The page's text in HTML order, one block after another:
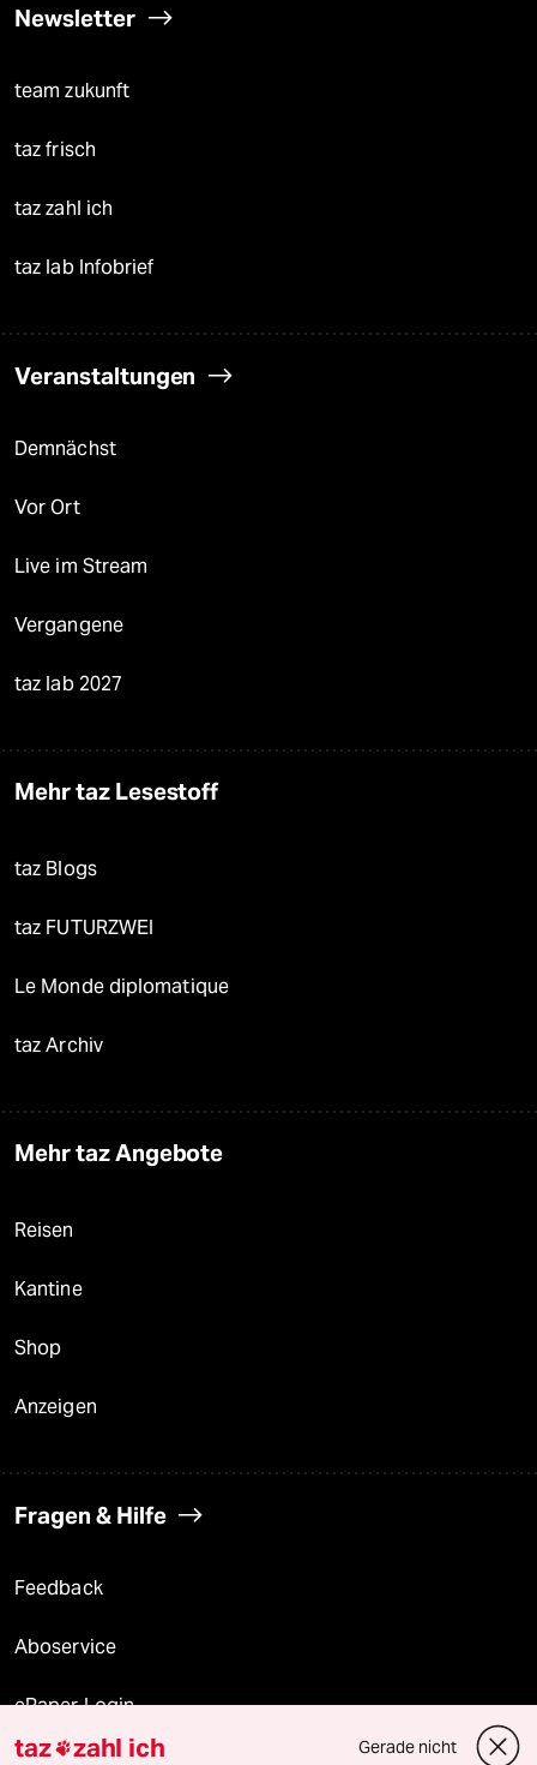
Newsletter
team zukunft
taz frisch
taz zahl ich
taz lab Infobrief
Veranstaltungen
Demnächst
Vor Ort
Live im Stream
Vergangene
taz lab 2027
Mehr taz Lesestoff
taz Blogs
taz FUTURZWEI
Le Monde diplomatique
taz Archiv
Mehr taz Angebote
Reisen
Kantine
Shop
Anzeigen
Fragen & Hilfe
Feedback
Aboservice
ePaper Login
taz zahl ich Gerade nicht